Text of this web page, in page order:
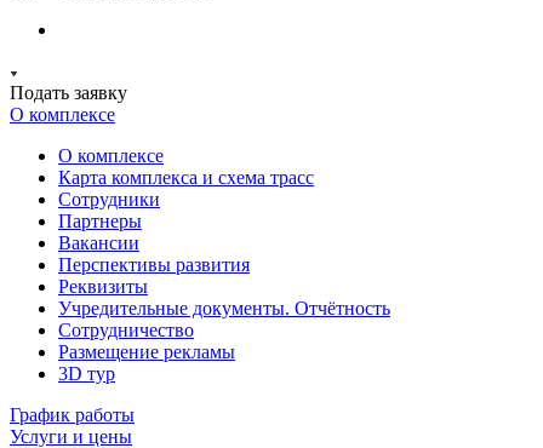
Подать заявку
О комплексе
О комплексе
Карта комплекса и схема трасс
Сотрудники
Партнеры
Вакансии
Перспективы развития
Реквизиты
Учредительные документы. Отчётность
Сотрудничество
Размещение рекламы
3D тур
График работы
Услуги и цены